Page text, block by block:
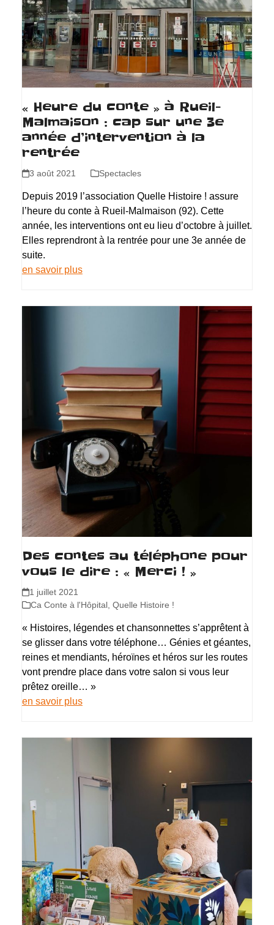
« Heure du conte » à Rueil-
Malmaison : cap sur une 3e
année d’intervention à la
rentrée
3 août 2021 Spectacles
Depuis 2019 l’association Quelle Histoire ! assure
l’heure du conte à Rueil-Malmaison (92). Cette
année, les interventions ont eu lieu d’octobre à juillet.
Elles reprendront à la rentrée pour une 3e année de
suite.
en savoir plus
Des contes au téléphone pour
vous le dire : « Merci ! »
1 juillet 2021
Ca Conte à l'Hôpital, Quelle Histoire !
« Histoires, légendes et chansonnettes s’apprêtent à
se glisser dans votre téléphone… Génies et géantes,
reines et mendiants, héroïnes et héros sur les routes
vont prendre place dans votre salon si vous leur
prêtez oreille… »
en savoir plus